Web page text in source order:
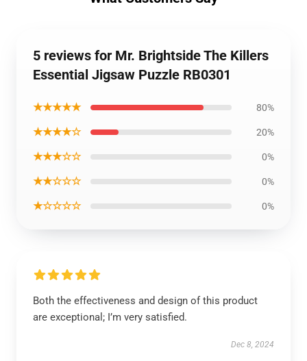
5 reviews for Mr. Brightside The Killers
Essential Jigsaw Puzzle RB0301
★★★★★ 80%
★★★★☆ 20%
★★★☆☆ 0%
★★☆☆☆ 0%
★☆☆☆☆ 0%
Both the effectiveness and design of this product
are exceptional; I’m very satisfied.
Dec 8, 2024